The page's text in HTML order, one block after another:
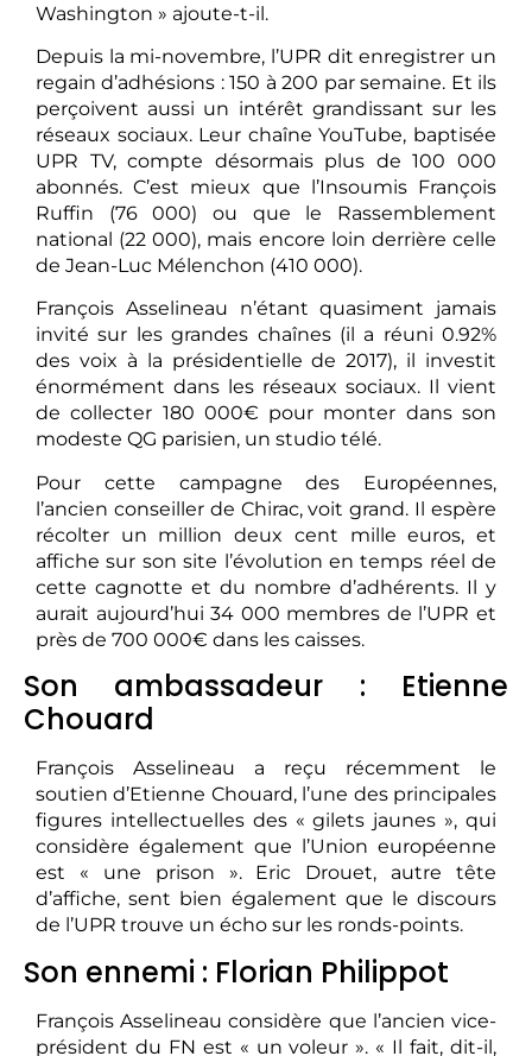
Washington » ajoute-t-il.
Depuis la mi-novembre, l’UPR dit enregistrer un
regain d’adhésions : 150 à 200 par semaine. Et ils
perçoivent aussi un intérêt grandissant sur les
réseaux sociaux. Leur chaîne YouTube, baptisée
UPR TV, compte désormais plus de 100 000
abonnés. C’est mieux que l’Insoumis François
Ruffin (76 000) ou que le Rassemblement
national (22 000), mais encore loin derrière celle
de Jean-Luc Mélenchon (410 000).
François Asselineau n’étant quasiment jamais
invité sur les grandes chaînes (il a réuni 0.92%
des voix à la présidentielle de 2017), il investit
énormément dans les réseaux sociaux. Il vient
de collecter 180 000€ pour monter dans son
modeste QG parisien, un studio télé.
Pour cette campagne des Européennes,
l’ancien conseiller de Chirac, voit grand. Il espère
récolter un million deux cent mille euros, et
affiche sur son site l’évolution en temps réel de
cette cagnotte et du nombre d’adhérents. Il y
aurait aujourd’hui 34 000 membres de l’UPR et
près de 700 000€ dans les caisses.
Son ambassadeur : Etienne
Chouard
François Asselineau a reçu récemment le
soutien d’Etienne Chouard, l’une des principales
figures intellectuelles des « gilets jaunes », qui
considère également que l’Union européenne
est « une prison ». Eric Drouet, autre tête
d’affiche, sent bien également que le discours
de l’UPR trouve un écho sur les ronds-points.
Son ennemi : Florian Philippot
François Asselineau considère que l’ancien vice-
président du FN est « un voleur ». « Il fait, dit-il,